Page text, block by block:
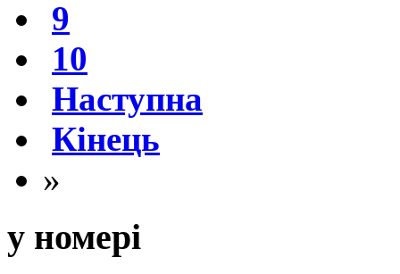
9
10
Наступна
Кінець
»
у номері